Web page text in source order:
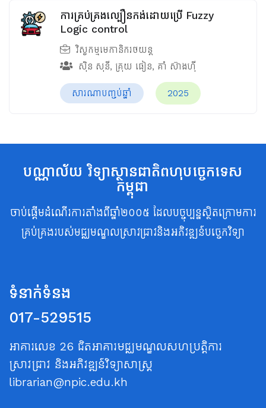
ការគ្រប់គ្រងល្បឿនកង់ដោយប្រើ Fuzzy
Logic control
វិស្វកម្មមេកានិករថយន្ត
ស៊ិន សុនី, គ្រុយ ធៀន, គាំ ស៊ាងហ៊ី
សារណាបញ្ចប់ឆ្នាំ 2025
បណ្ណាល័យ វិទ្យាស្ថានជាតិពហុបច្ចេកទេស
កម្ពុជា
ចាប់ផ្តើមដំណើរការតាំងពីឆ្នាំ២០០៥ ដែលបច្ចុប្បន្នស្ថិតក្រោមការ
គ្រប់គ្រងរបស់មជ្ឈមណ្ឌលស្រាវជ្រាវនិងអភិវឌ្ឍន៍បច្ចេកវិទ្យា
ទំនាក់ទំនង
017-529515
អាគារលេខ 26 ជិតអាគារមជ្ឈមណ្ឌលសហប្រត្តិការ
ស្រាវជ្រាវ និងអភិវឌ្ឍន៍វិទ្យាសាស្ត្រ
librarian@npic.edu.kh